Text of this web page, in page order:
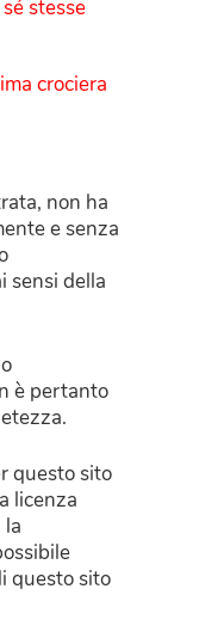
stesse
crociera
non ha
e senza
sensi della
è pertanto
questo sito
licenza
la
questo sito